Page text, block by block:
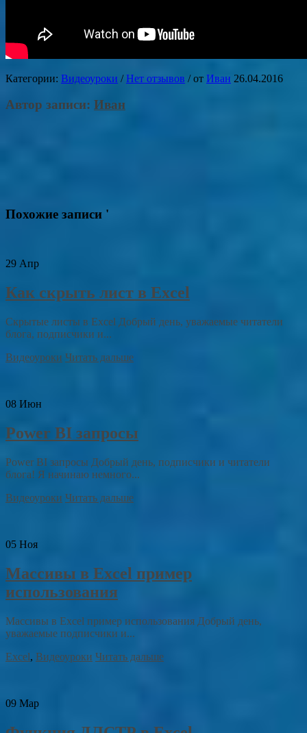
Категории: Видеоуроки / Нет отзывов /от Иван 26.04.2016
Автор записи: Иван
Похожие записи '
29 Апр
Как скрыть лист в Excel
Скрытые листы в Excel Добрый день, уважаемые читатели
блога, подписчики и...
Видеоуроки Читать дальше
08 Июн
Power BI запросы
Power BI запросы Добрый день, подписчики и читатели
блога! Я начинаю немного...
Видеоуроки Читать дальше
05 Ноя
Массивы в Excel пример
использования
Массивы в Excel пример использования Добрый день,
уважаемые подписчики и...
Excel, Видеоуроки Читать дальше
09 Мар